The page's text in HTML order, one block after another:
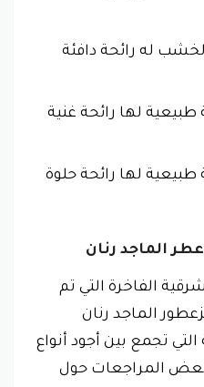
له رائحة دافئة
لها رائحة غنية
طبيعية لها رائحة حلوة
الماجد رنان
الفاخرة التي تم
عام 2022. تتميزعطور الماجد رنان
التي تجمع بين أجود أنواع
بعض المراجعات حول